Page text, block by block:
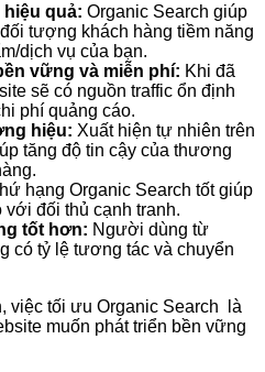
quả: Organic Search giúp
tượng khách hàng tiềm năng
dịch vụ của bạn.
vững và miễn phí: Khi đã
sẽ có nguồn traffic ổn định
phí quảng cáo.
hiệu: Xuất hiện tự nhiên trên
tăng độ tin cậy của thương
hạng Organic Search tốt giúp
đối thủ cạnh tranh.
tốt hơn: Người dùng từ
có tỷ lệ tương tác và chuyển
việc tối ưu Organic Search là
muốn phát triển bền vững